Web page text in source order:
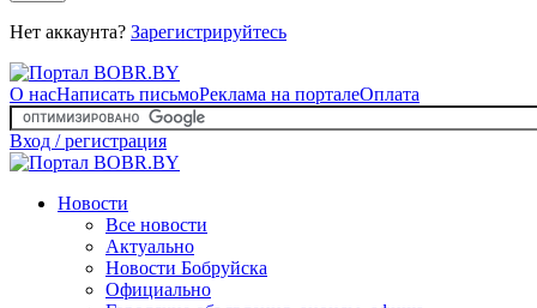
Нет аккаунта? Зарегистрируйтесь
О насНаписать письмоРеклама на порталеОплата
Вход / регистрация
Новости
Все новости
Актуально
Новости Бобруйска
Официально